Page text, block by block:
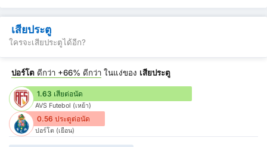
เสียประตู
ใครจะเสียประตูได้อีก?
ปอร์โต ดีกว่า +66% ดีกว่า ในแง่ของ เสียประตู
1.63 เสียต่อนัด
AVS Futebol (เหย้า)
0.56 ประตูต่อนัด
ปอร์โต (เยือน)